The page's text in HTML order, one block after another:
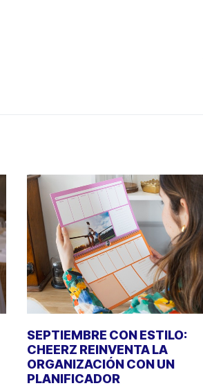
SEPTIEMBRE CON ESTILO:
CHEERZ REINVENTA LA
ORGANIZACIÓN CON UN
PLANIFICADOR